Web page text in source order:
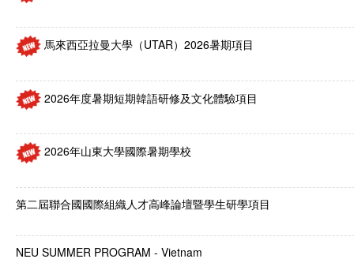
馬來西亞拉曼大學（UTAR）2026暑期項目
2026年度暑期短期韓語研修及文化體驗項目
2026年山東大學國際暑期學校
第二屆聯合國國際組織人才高峰論壇暨學生研學項目
NEU SUMMER PROGRAM - Vietnam